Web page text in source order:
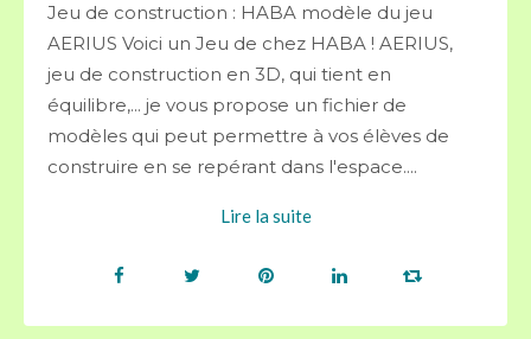
Jeu de construction : HABA modèle du jeu
AERIUS Voici un Jeu de chez HABA ! AERIUS,
jeu de construction en 3D, qui tient en
équilibre,... je vous propose un fichier de
modèles qui peut permettre à vos élèves de
construire en se repérant dans l'espace....
Lire la suite